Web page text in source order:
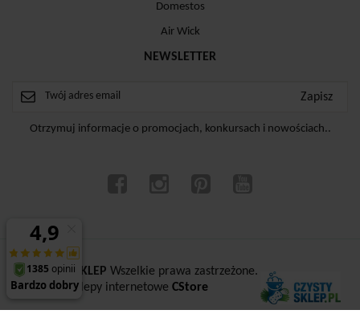
Domestos
Air Wick
NEWSLETTER
Otrzymuj informacje o promocjach, konkursach i nowościach..
ⓒCZYSTYSKLEP Wszelkie prawa zastrzeżone.
Sklepy internetowe CStore